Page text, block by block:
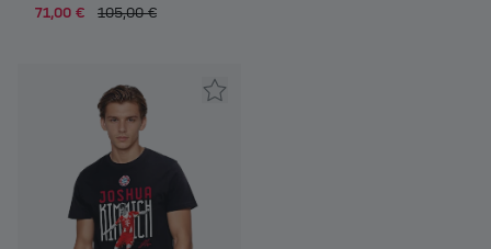
71,00 €
105,00 €